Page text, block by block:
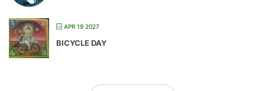
APR 19 2027
BICYCLE DAY